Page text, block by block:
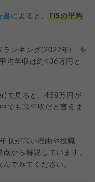
書によると、TISの平均
ランキング(2022年)」を
均年収は約436万円と
で見ると、458万円が
でも高年収だと言えま
収が高い理由や役職
から解説しています。
でみてください。